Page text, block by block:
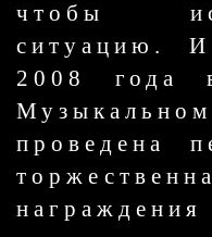
чтобы
ситуацию.
2008 года
проведена